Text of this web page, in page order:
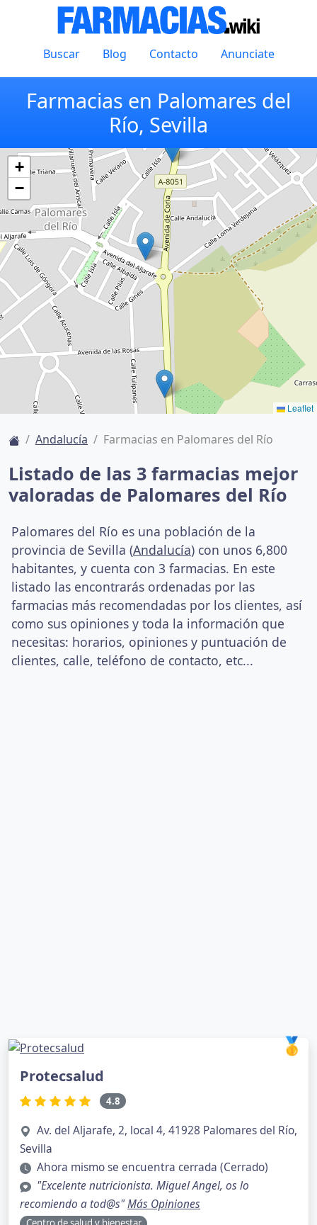
Buscar Blog Contacto Anunciate
Farmacias en Palomares del
Río, Sevilla
+
−
Leaflet
Andalucía Farmacias en Palomares del Río
Listado de las 3 farmacias mejor
valoradas de Palomares del Río
Palomares del Río es una población de la
provincia de Sevilla (Andalucía) con unos 6,800
habitantes, y cuenta con 3 farmacias. En este
listado las encontrarás ordenadas por las
farmacias más recomendadas por los clientes, así
como sus opiniones y toda la información que
necesitas: horarios, opiniones y puntuación de
clientes, calle, teléfono de contacto, etc...
🥇
Protecsalud
4.8
Av. del Aljarafe, 2, local 4, 41928 Palomares del Río,
Sevilla
Ahora mismo se encuentra cerrada (Cerrado)
"Excelente nutricionista. Miguel Angel, os lo
recomiendo a tod@s"Más Opiniones